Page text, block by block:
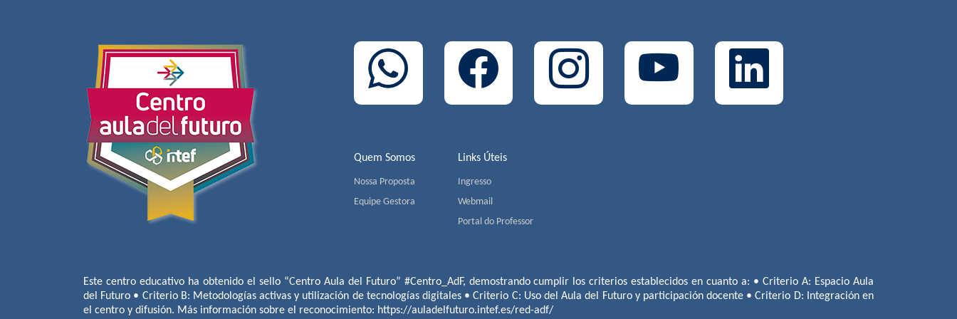
Quem Somos
Nossa Proposta
Equipe Gestora
Links Úteis
Ingresso
Webmail
Portal do Professor
Este centro educativo ha obtenido el sello “Centro Aula del Futuro” #Centro_AdF, demostrando cumplir los criterios establecidos en cuanto a: • Criterio A: Espacio Aula
del Futuro • Criterio B: Metodologías activas y utilización de tecnologías digitales • Criterio C: Uso del Aula del Futuro y participación docente • Criterio D: Integración en
el centro y difusión. Más información sobre el reconocimiento: https://auladelfuturo.intef.es/red-adf/